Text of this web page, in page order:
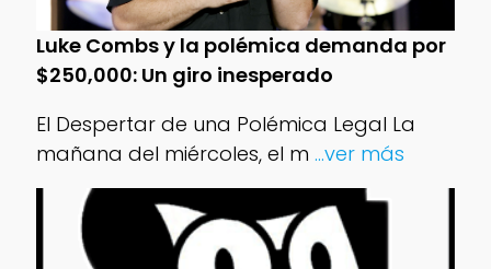
Luke Combs y la polémica demanda por
$250,000: Un giro inesperado
El Despertar de una Polémica Legal La
mañana del miércoles, el m ...ver más